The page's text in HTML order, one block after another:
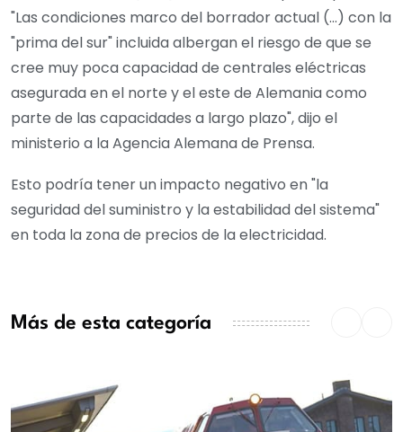
"Las condiciones marco del borrador actual (...) con la
"prima del sur" incluida albergan el riesgo de que se
cree muy poca capacidad de centrales eléctricas
asegurada en el norte y el este de Alemania como
parte de las capacidades a largo plazo", dijo el
ministerio a la Agencia Alemana de Prensa.
Esto podría tener un impacto negativo en "la
seguridad del suministro y la estabilidad del sistema"
en toda la zona de precios de la electricidad.
Más de esta categoría